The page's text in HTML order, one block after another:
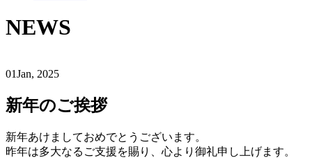
NEWS
01Jan, 2025
新年のご挨拶
新年あけましておめでとうございます。
昨年は多大なるご支援を賜り、心より御礼申し上げます。